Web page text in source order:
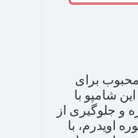
برای
شامپو با
و جلوگیری از
اویدرم، با